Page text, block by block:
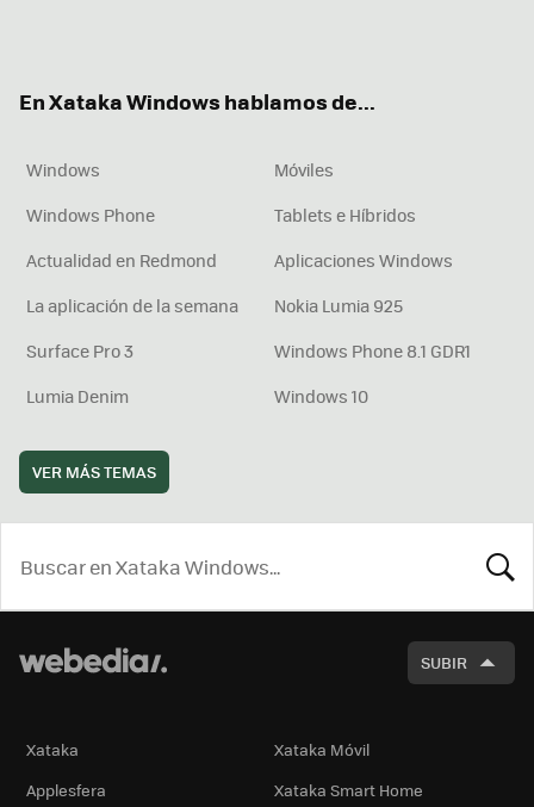
En Xataka Windows hablamos de...
Windows
Móviles
Windows Phone
Tablets e Híbridos
Actualidad en Redmond
Aplicaciones Windows
La aplicación de la semana
Nokia Lumia 925
Surface Pro 3
Windows Phone 8.1 GDR1
Lumia Denim
Windows 10
VER MÁS TEMAS
SUBIR
Xataka
Xataka Móvil
Applesfera
Xataka Smart Home